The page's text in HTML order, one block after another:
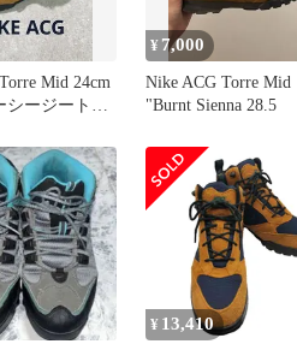
Mid 24cm
ージートー
¥ 7,000
Nike ACG Torre Mid
"Burnt Sienna 28.5
¥ 13,410